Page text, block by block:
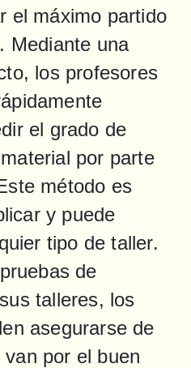
el máximo partido
Mediante una
los profesores
el grado de
por parte
método es
y puede
tipo de taller.
de
talleres, los
asegurarse de
por el buen